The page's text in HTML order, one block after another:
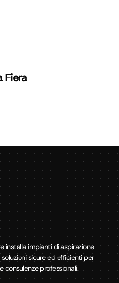
installa impianti di aspirazione
sicure ed efficienti per
consulenze professionali.